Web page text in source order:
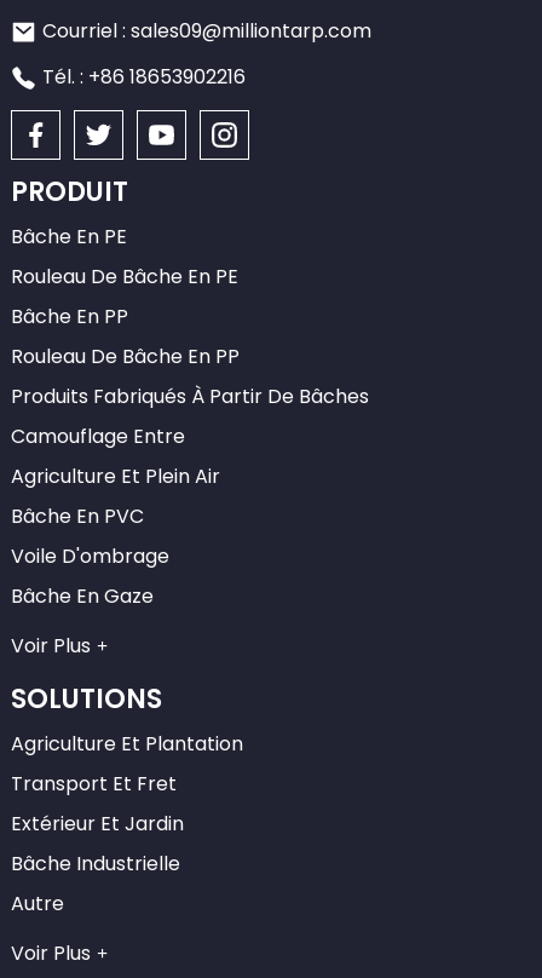
Courriel : sales09@milliontarp.com
Tél. : +86 18653902216
PRODUIT
Bâche En PE
Rouleau De Bâche En PE
Bâche En PP
Rouleau De Bâche En PP
Produits Fabriqués À Partir De Bâches
Camouflage Entre
Agriculture Et Plein Air
Bâche En PVC
Voile D'ombrage
Bâche En Gaze
Voir Plus
SOLUTIONS
Agriculture Et Plantation
Transport Et Fret
Extérieur Et Jardin
Bâche Industrielle
Autre
Voir Plus